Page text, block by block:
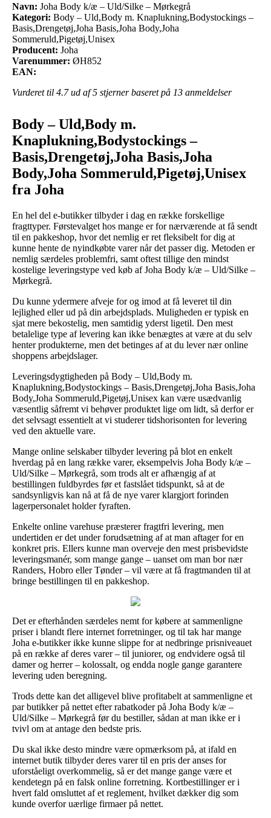
Navn: Joha Body k/æ – Uld/Silke – Mørkegrå
Kategori: Body – Uld,Body m. Knaplukning,Bodystockings –
Basis,Drengetøj,Joha Basis,Joha Body,Joha
Sommeruld,Pigetøj,Unisex
Producent: Joha
Varenummer: ØH852
EAN:
Vurderet til 4.7ud af 5 stjerner baseret på 13 anmeldelser
Body – Uld,Body m.
Knaplukning,Bodystockings –
Basis,Drengetøj,Joha Basis,Joha
Body,Joha Sommeruld,Pigetøj,Unisex
fra Joha
En hel del e-butikker tilbyder i dag en række forskellige
fragttyper. Førstevalget hos mange er for nærværende at få sendt
til en pakkeshop, hvor det nemlig er ret fleksibelt for dig at
kunne hente de nyindkøbte varer når det passer dig. Metoden er
nemlig særdeles problemfri, samt oftest tillige den mindst
kostelige leveringstype ved køb af Joha Body k/æ – Uld/Silke –
Mørkegrå.
Du kunne ydermere afveje for og imod at få leveret til din
lejlighed eller ud på din arbejdsplads. Muligheden er typisk en
sjat mere bekostelig, men samtidig yderst ligetil. Den mest
betalelige type af levering kan ikke benægtes at være at du selv
henter produkterne, men det betinges af at du lever nær online
shoppens arbejdslager.
Leveringsdygtigheden på Body – Uld,Body m.
Knaplukning,Bodystockings – Basis,Drengetøj,Joha Basis,Joha
Body,Joha Sommeruld,Pigetøj,Unisex kan være usædvanlig
væsentlig såfremt vi behøver produktet lige om lidt, så derfor er
det selvsagt essentielt at vi studerer tidshorisonten for levering
ved den aktuelle vare.
Mange online selskaber tilbyder levering på blot en enkelt
hverdag på en lang række varer, eksempelvis Joha Body k/æ –
Uld/Silke – Mørkegrå, som trods alt er afhængig af at
bestillingen fuldbyrdes før et fastslået tidspunkt, så at de
sandsynligvis kan nå at få de nye varer klargjort forinden
lagerpersonalet holder fyraften.
Enkelte online varehuse præsterer fragtfri levering, men
undertiden er det under forudsætning af at man aftager for en
konkret pris. Ellers kunne man overveje den mest prisbevidste
leveringsmanér, som mange gange – uanset om man bor nær
Randers, Hobro eller Tønder – vil være at få fragtmanden til at
bringe bestillingen til en pakkeshop.
Det er efterhånden særdeles nemt for købere at sammenligne
priser i blandt flere internet forretninger, og til tak har mange
Joha e-butikker ikke kunne slippe for at nedbringe prisniveauet
på en række af deres varer – til juniorer, og endvidere også til
damer og herrer – kolossalt, og endda nogle gange garantere
levering uden beregning.
Trods dette kan det alligevel blive profitabelt at sammenligne et
par butikker på nettet efter rabatkoder på Joha Body k/æ –
Uld/Silke – Mørkegrå før du bestiller, sådan at man ikke er i
tvivl om at antage den bedste pris.
Du skal ikke desto mindre være opmærksom på, at ifald en
internet butik tilbyder deres varer til en pris der anses for
uforståeligt overkommelig, så er det mange gange være et
kendetegn på en falsk online forretning. Kortbestillinger er i
hvert fald omsluttet af et reglement, hvilket dækker dig som
kunde overfor uærlige firmaer på nettet.